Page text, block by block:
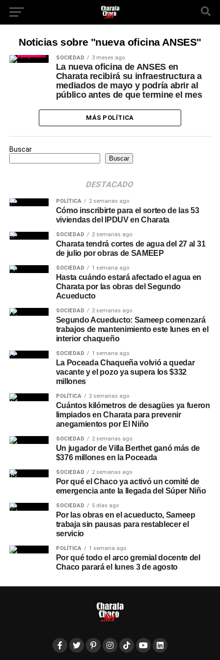
Noticias sobre "nueva oficina ANSES"
SOCIEDAD 3 meses ago
La nueva oficina de ANSES en
Charata recibirá su infraestructura a
mediados de mayo y podría abrir al
público antes de que termine el mes
MÁS POLÍTICA
Buscar
Buscar
DESTACADO
POLÍTICA 2 semanas ago
Cómo inscribirte para el sorteo de las 53
viviendas del IPDUV en Charata
SOCIEDAD 2 semanas ago
Charata tendrá cortes de agua del 27 al 31
de julio por obras de SAMEEP
SOCIEDAD 1 semana ago
Hasta cuándo estará afectado el agua en
Charata por las obras del Segundo
Acueducto
SOCIEDAD 2 semanas ago
Segundo Acueducto: Sameep comenzará
trabajos de mantenimiento este lunes en el
interior chaqueño
SOCIEDAD 1 semana ago
La Poceada Chaqueña volvió a quedar
vacante y el pozo ya supera los $332
millones
POLÍTICA 2 semanas ago
Cuántos kilómetros de desagües ya fueron
limpiados en Charata para prevenir
anegamientos por El Niño
SOCIEDAD 2 semanas ago
Un jugador de Villa Berthet ganó más de
$376 millones en la Poceada
SOCIEDAD 2 semanas ago
Por qué el Chaco ya activó un comité de
emergencia ante la llegada del Súper Niño
SOCIEDAD 5 días ago
Por las obras en el acueducto, Sameep
trabaja sin pausas para restablecer el
servicio
POLÍTICA 1 semana ago
Por qué todo el arco gremial docente del
Chaco parará el lunes 3 de agosto